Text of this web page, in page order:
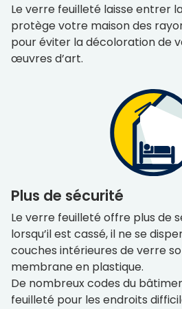
Le verre feuilleté laisse entrer
protège votre maison des
pour éviter la décoloration de
œuvres d’art.
Plus de sécurité
Le verre feuilleté offre plus de
lorsqu’il est cassé, il ne se
couches intérieures de verre
membrane en plastique.
De nombreux codes du
feuilleté pour les endroits